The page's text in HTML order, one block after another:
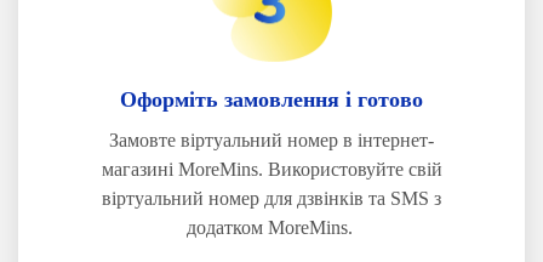
Оформіть замовлення і готово
Замовте віртуальний номер в інтернет-
магазині MoreMins. Використовуйте свій
віртуальний номер для дзвінків та SMS з
додатком MoreMins.